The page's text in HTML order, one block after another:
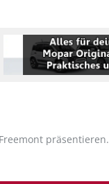
präsentieren.